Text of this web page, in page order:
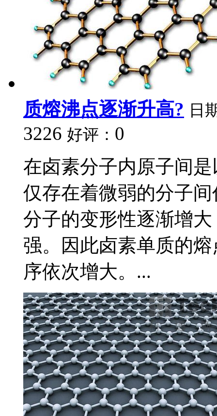
质熔沸点逐渐升高? 日
3226 好评： 0
在卤素分子内原子间
仅存在着微弱的分子
分子的变形性逐渐增
强。因此卤素单质的
序依次增大。...